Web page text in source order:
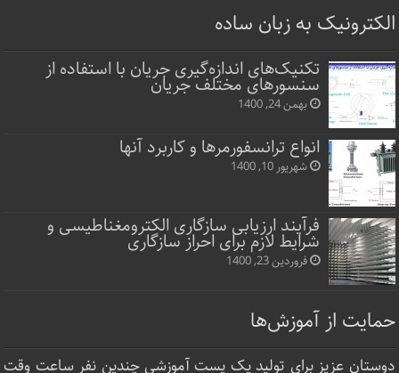
الکترونیک به زبان ساده
تکنیک‌های اندازه‌گیری جریان با استفاده از
سنسورهای مختلف جریان
بهمن 24, 1400
انواع ترانسفورمرها و کاربرد آنها
شهریور 10, 1400
فرآیند ارزیابی سازگاری الکترومغناطیسی و
شرایط لازم برای احراز سازگاری
فروردین 23, 1400
حمایت از آموزش‌ها
دوستان عزیز برای تولید یک پست آموزشی چندین نفر ساعت‌ وقت